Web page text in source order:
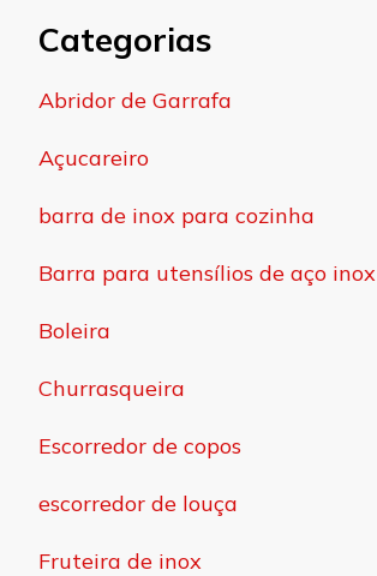
Categorias
Abridor de Garrafa
Açucareiro
barra de inox para cozinha
Barra para utensílios de aço inox
Boleira
Churrasqueira
Escorredor de copos
escorredor de louça
Fruteira de inox